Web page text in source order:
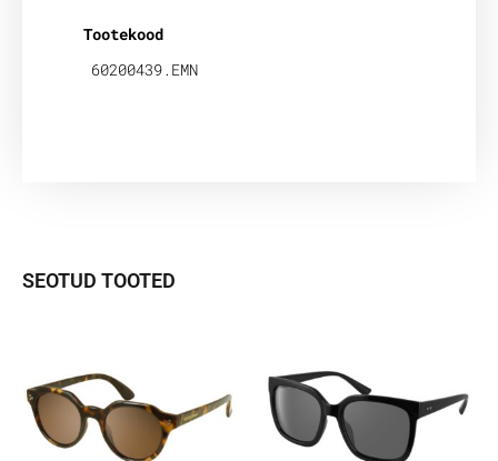
Tootekood
60200439.EMN
SEOTUD TOOTED